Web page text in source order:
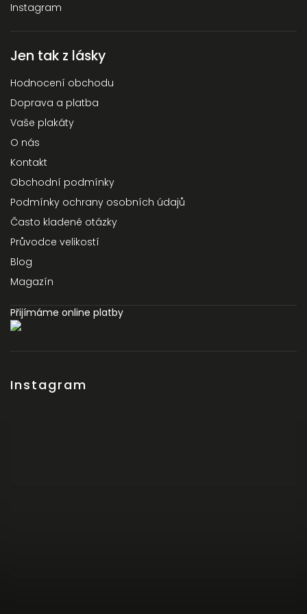
Instagram
Jen tak z lásky
Hodnocení obchodu
Doprava a platba
Vaše plakáty
O nás
Kontakt
Obchodní podmínky
Podmínky ochrany osobních údajů
Často kladené otázky
Průvodce velikostí
Blog
Magazín
Přijímáme online platby
Instagram